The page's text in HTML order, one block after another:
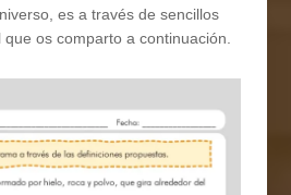
es a través de sencillos
os comparto a continuación.